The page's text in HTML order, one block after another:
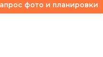
фото и планировки